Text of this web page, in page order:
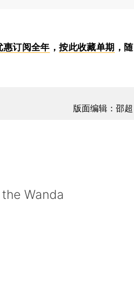
惠订阅全年 ，按此收藏单期 ，随
版面编辑：邵超
Wanda